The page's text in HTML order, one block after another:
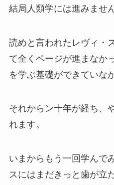
結局人類学には進みませ
読めと言われたレヴィ・
て全くページが進まなか
を学ぶ基礎ができていな
それからン十年が経ち、
れます。
いまからもう一回学んで
スにはまだきっと歯が立